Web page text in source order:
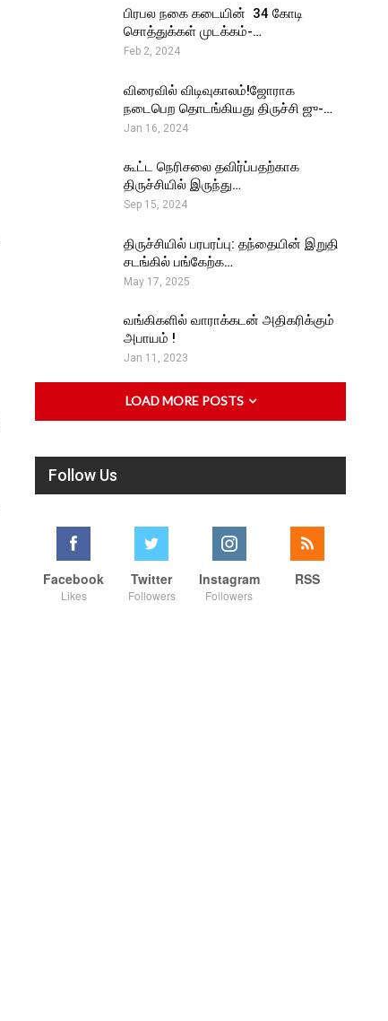
பிரபல நகை கடையின் ₹ 34 கோடி
சொத்துக்கள் முடக்கம்-…
Feb 2, 2024
விரைவில் விடிவுகாலம்!ஜோராக
நடைபெற தொடங்கியது திருச்சி ஜு-…
Jan 16, 2024
கூட்ட நெரிசலை தவிர்ப்பதற்காக
திருச்சியில் இருந்து…
Sep 15, 2024
திருச்சியில் பரபரப்பு: தந்தையின் இறுதி
சடங்கில் பங்கேற்க…
May 17, 2025
வங்கிகளில் வாராக்கடன் அதிகரிக்கும்
அபாயம் !
Jan 11, 2023
LOAD MORE POSTS
Follow Us
Facebook
Likes
Twitter
Followers
Instagram
Followers
RSS